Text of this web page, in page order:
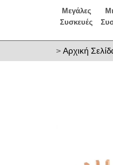
Μεγάλες
Συσκευές
> Αρχική